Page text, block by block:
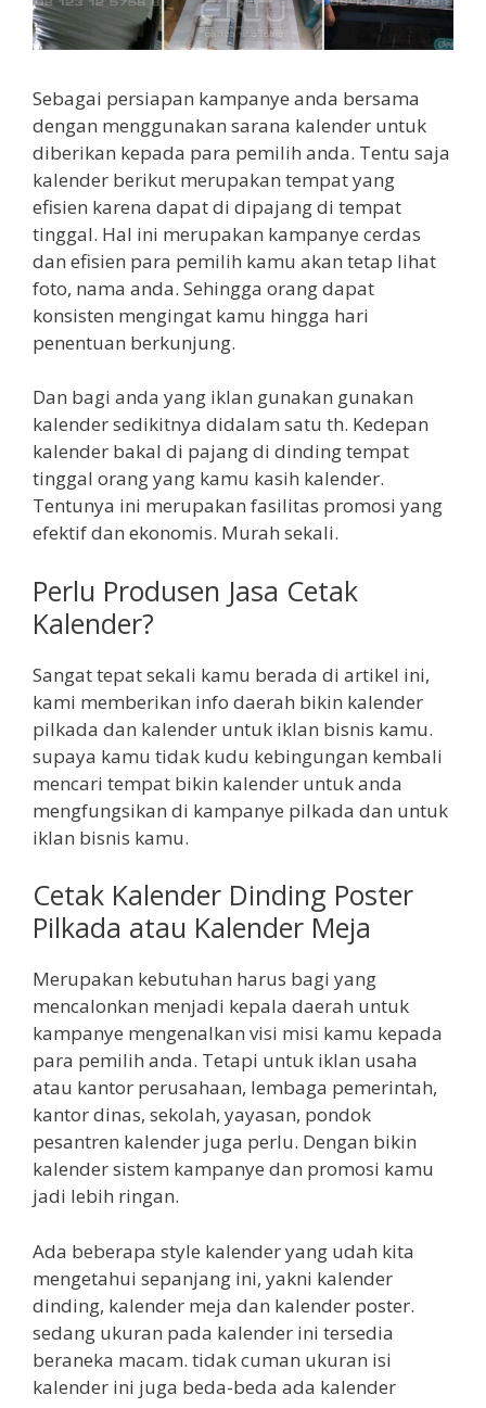
Sebagai persiapan kampanye anda bersama
dengan menggunakan sarana kalender untuk
diberikan kepada para pemilih anda. Tentu saja
kalender berikut merupakan tempat yang
efisien karena dapat di dipajang di tempat
tinggal. Hal ini merupakan kampanye cerdas
dan efisien para pemilih kamu akan tetap lihat
foto, nama anda. Sehingga orang dapat
konsisten mengingat kamu hingga hari
penentuan berkunjung.
Dan bagi anda yang iklan gunakan gunakan
kalender sedikitnya didalam satu th. Kedepan
kalender bakal di pajang di dinding tempat
tinggal orang yang kamu kasih kalender.
Tentunya ini merupakan fasilitas promosi yang
efektif dan ekonomis. Murah sekali.
Perlu Produsen Jasa Cetak
Kalender?
Sangat tepat sekali kamu berada di artikel ini,
kami memberikan info daerah bikin kalender
pilkada dan kalender untuk iklan bisnis kamu.
supaya kamu tidak kudu kebingungan kembali
mencari tempat bikin kalender untuk anda
mengfungsikan di kampanye pilkada dan untuk
iklan bisnis kamu.
Cetak Kalender Dinding Poster
Pilkada atau Kalender Meja
Merupakan kebutuhan harus bagi yang
mencalonkan menjadi kepala daerah untuk
kampanye mengenalkan visi misi kamu kepada
para pemilih anda. Tetapi untuk iklan usaha
atau kantor perusahaan, lembaga pemerintah,
kantor dinas, sekolah, yayasan, pondok
pesantren kalender juga perlu. Dengan bikin
kalender sistem kampanye dan promosi kamu
jadi lebih ringan.
Ada beberapa style kalender yang udah kita
mengetahui sepanjang ini, yakni kalender
dinding, kalender meja dan kalender poster.
sedang ukuran pada kalender ini tersedia
beraneka macam. tidak cuman ukuran isi
kalender ini juga beda-beda ada kalender